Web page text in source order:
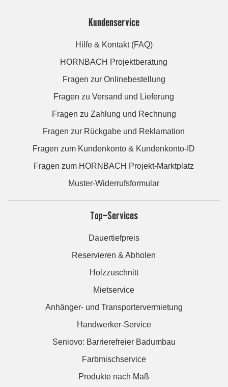
Kundenservice
Hilfe & Kontakt (FAQ)
HORNBACH Projektberatung
Fragen zur Onlinebestellung
Fragen zu Versand und Lieferung
Fragen zu Zahlung und Rechnung
Fragen zur Rückgabe und Reklamation
Fragen zum Kundenkonto & Kundenkonto-ID
Fragen zum HORNBACH Projekt-Marktplatz
Muster-Widerrufsformular
Top-Services
Dauertiefpreis
Reservieren & Abholen
Holzzuschnitt
Mietservice
Anhänger- und Transportervermietung
Handwerker-Service
Seniovo: Barrierefreier Badumbau
Farbmischservice
Produkte nach Maß